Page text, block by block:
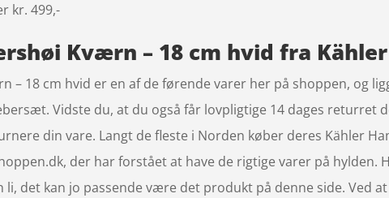
kr. 499,-
Kværn – 18 cm hvid fra Kähler
– 18 cm hvid er en af de førende varer her på shoppen, og
Vidste du, at du også får lovpligtige 14 dages returret
din vare. Langt de fleste i Norden køber deres Kähler
der har forstået at have de rigtige varer på
li, det kan jo passende være det produkt på denne side. Ved